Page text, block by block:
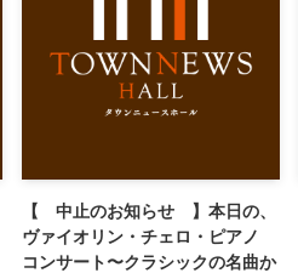
【 中止のお知らせ 】本日の、
ヴァイオリン・チェロ・ピアノ
コンサート〜クラシックの名曲か